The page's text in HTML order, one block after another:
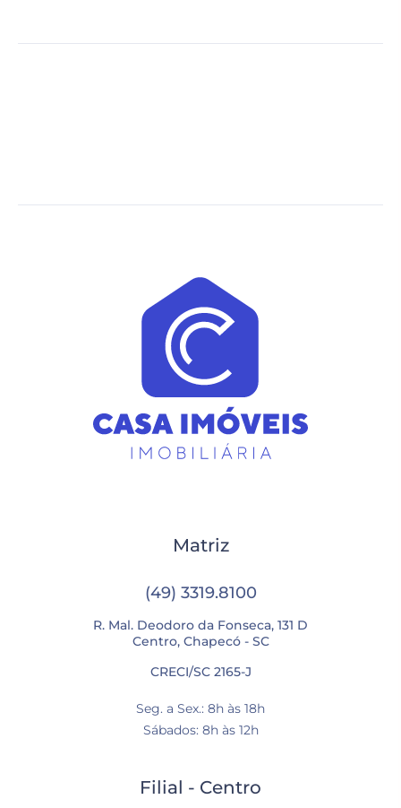
Matriz
(49) 3319.8100
R. Mal. Deodoro da Fonseca, 131 D
Centro, Chapecó - SC
CRECI/SC 2165-J
Seg. a Sex.: 8h às 18h
Sábados: 8h às 12h
Filial - Centro